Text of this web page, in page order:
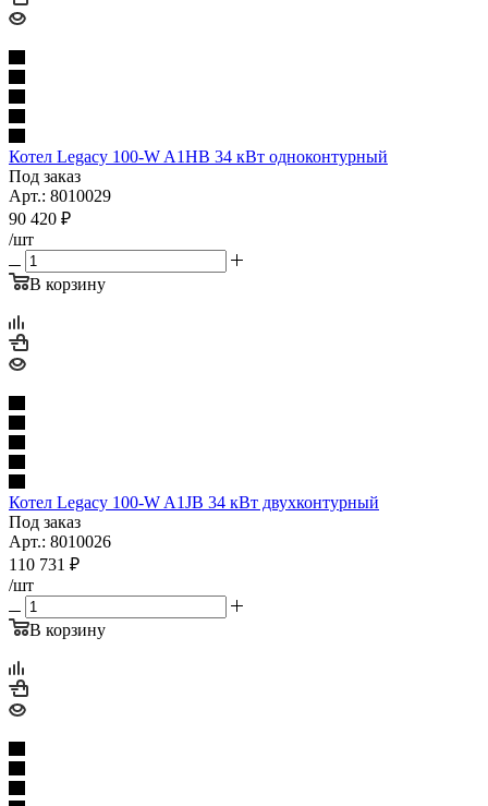
Котел Legacy 100-W A1НB 34 кВт одноконтурный
Под заказ
Арт.: 8010029
90 420 ₽
/шт
В корзину
Котел Legacy 100-W A1JB 34 кВт двухконтурный
Под заказ
Арт.: 8010026
110 731 ₽
/шт
В корзину